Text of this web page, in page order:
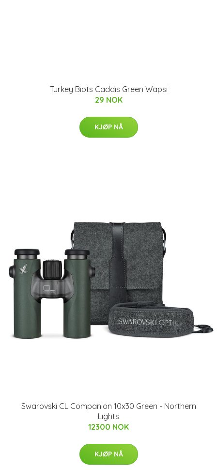
Turkey Biots Caddis Green Wapsi
29 NOK
KJØP NÅ
Swarovski CL Companion 10x30 Green - Northern
Lights
12300 NOK
KJØP NÅ